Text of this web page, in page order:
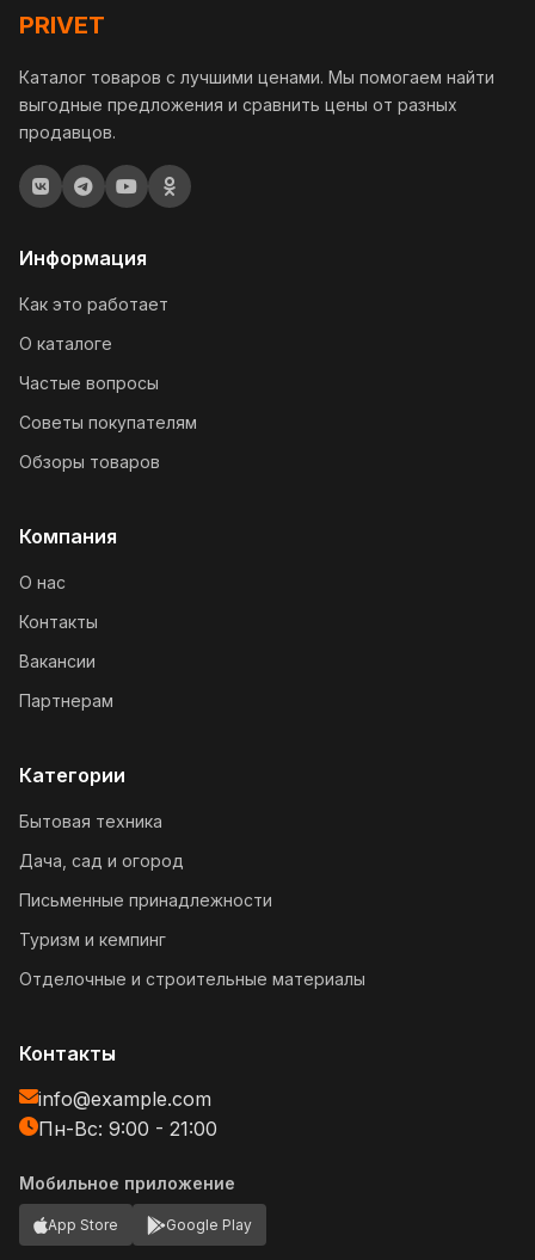
PRIVET
Каталог товаров с лучшими ценами. Мы помогаем найти
выгодные предложения и сравнить цены от разных
продавцов.
Информация
Как это работает
О каталоге
Частые вопросы
Советы покупателям
Обзоры товаров
Компания
О нас
Контакты
Вакансии
Партнерам
Категории
Бытовая техника
Дача, сад и огород
Письменные принадлежности
Туризм и кемпинг
Отделочные и строительные материалы
Контакты
info@example.com
Пн-Вс: 9:00 - 21:00
Мобильное приложение
App Store Google Play